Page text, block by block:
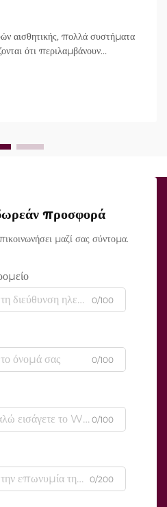
αισθητικής, πολλά συστήματα
ότι περιλαμβάνουν
πώς λειτουργούν ακριβώς κατά
προσφορά
μαζί σας σύντομα.
0/100
0/100
0/100
0/200